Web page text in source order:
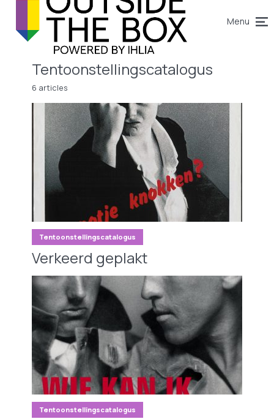
Menu
Tentoonstellingscatalogus
6 articles
Tentoonstellingscatalogus
Verkeerd geplakt
Tentoonstellingscatalogus